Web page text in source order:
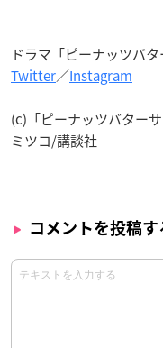
ドラマ「ピーナッツバタ
Twitter／Instagram
(c)「ピーナッツバター
ミツコ/講談社
コメントを投稿す